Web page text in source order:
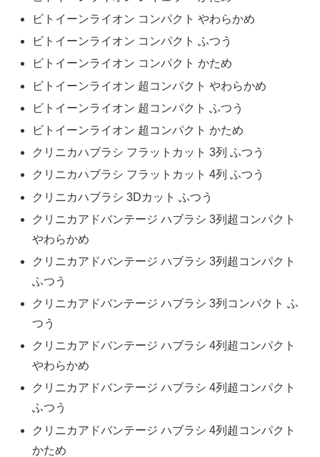
ビトイーンライオン コンパクト やわらかめ
ビトイーンライオン コンパクト ふつう
ビトイーンライオン コンパクト かため
ビトイーンライオン 超コンパクト やわらかめ
ビトイーンライオン 超コンパクト ふつう
ビトイーンライオン 超コンパクト かため
クリニカハブラシ フラットカット 3列 ふつう
クリニカハブラシ フラットカット 4列 ふつう
クリニカハブラシ 3Dカット ふつう
クリニカアドバンテージ ハブラシ 3列超コンパクト
やわらかめ
クリニカアドバンテージ ハブラシ 3列超コンパクト
ふつう
クリニカアドバンテージ ハブラシ 3列コンパクト ふ
つう
クリニカアドバンテージ ハブラシ 4列超コンパクト
やわらかめ
クリニカアドバンテージ ハブラシ 4列超コンパクト
ふつう
クリニカアドバンテージ ハブラシ 4列超コンパクト
かため